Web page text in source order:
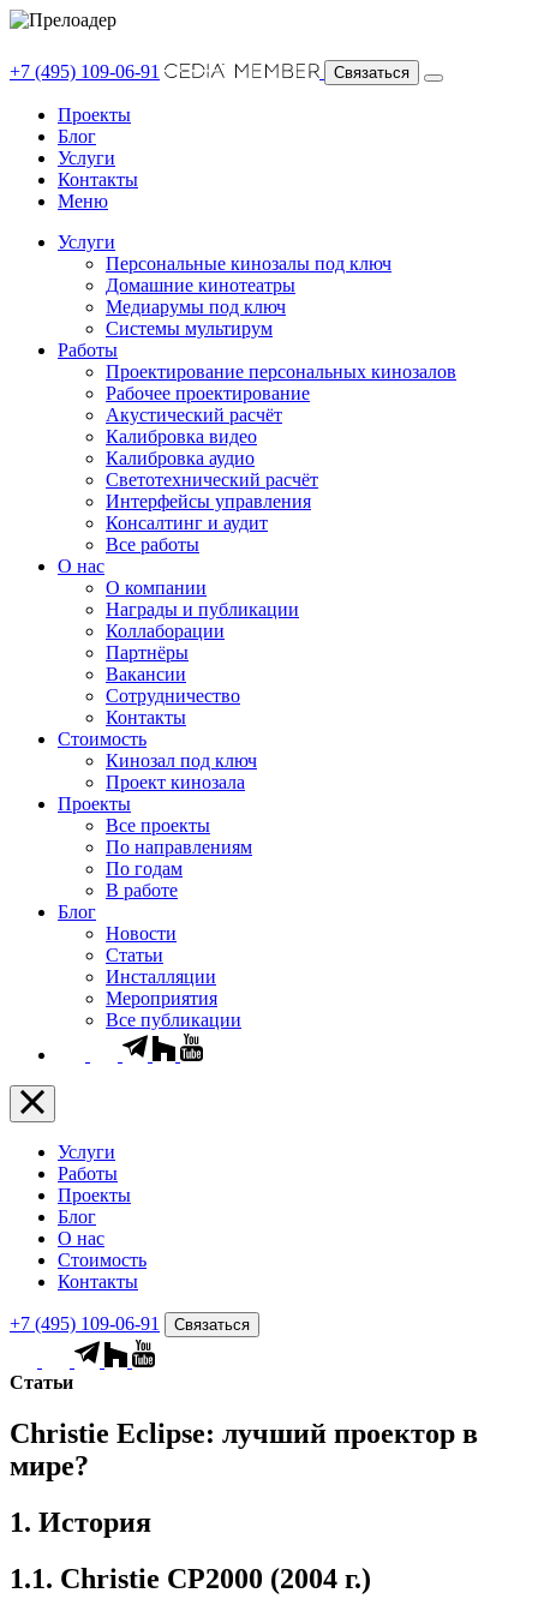
+7 (495) 109-06-91 Связаться
Проекты
Блог
Услуги
Контакты
Меню
Услуги
Персональные кинозалы под ключ
Домашние кинотеатры
Медиарумы под ключ
Системы мультирум
Работы
Проектирование персональных кинозалов
Рабочее проектирование
Акустический расчёт
Калибровка видео
Калибровка аудио
Светотехнический расчёт
Интерфейсы управления
Консалтинг и аудит
Все работы
О нас
О компании
Награды и публикации
Коллаборации
Партнёры
Вакансии
Сотрудничество
Контакты
Стоимость
Кинозал под ключ
Проект кинозала
Проекты
Все проекты
По направлениям
По годам
В работе
Блог
Новости
Статьи
Инсталляции
Мероприятия
Все публикации
Услуги
Работы
Проекты
Блог
О нас
Стоимость
Контакты
+7 (495) 109-06-91 Связаться
Статьи
Christie Eclipse: лучший проектор в
мире?
1. История
1.1. Christie CP2000 (2004 г.)